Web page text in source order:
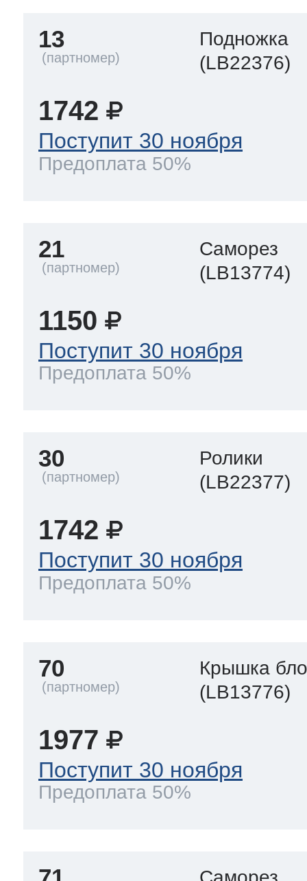
13
Подножка
(LB22376)
1742
Поступит 30 ноября
Предоплата 50%
21
Саморез
(LB13774)
1150
Поступит 30 ноября
Предоплата 50%
30
Ролики
(LB22377)
1742
Поступит 30 ноября
Предоплата 50%
70
Крышка
(LB13776)
1977
Поступит 30 ноября
Предоплата 50%